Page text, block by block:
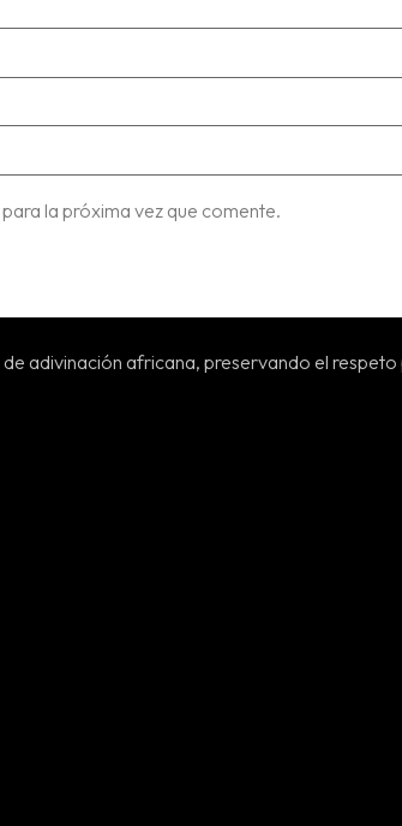
la próxima vez que comente.
adivinación africana, preservando el respeto